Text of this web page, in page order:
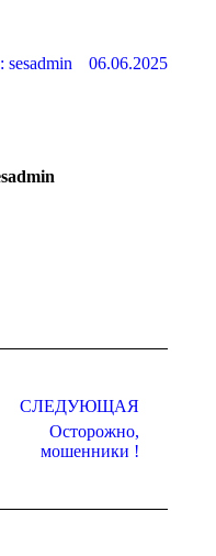
sesadmin 06.06.2025
СЛЕДУЮЩАЯ
Следующая
запись:
Осторожно,
мошенники !